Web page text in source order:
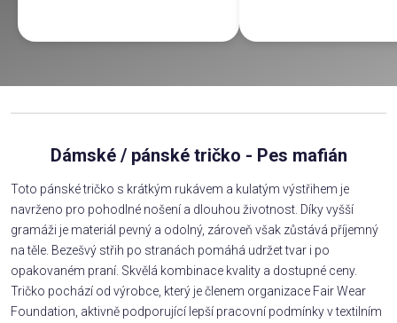
Dámské / pánské tričko - Pes mafián
Toto pánské tričko s krátkým rukávem a kulatým výstřihem je
navrženo pro pohodlné nošení a dlouhou životnost. Díky vyšší
gramáži je materiál pevný a odolný, zároveň však zůstává příjemný
na těle. Bezešvý střih po stranách pomáhá udržet tvar i po
opakovaném praní. Skvělá kombinace kvality a dostupné ceny.
Tričko pochází od výrobce, který je členem organizace Fair Wear
Foundation, aktivně podporující lepší pracovní podmínky v textilním